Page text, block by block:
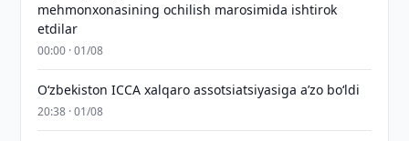
mehmonxonasining ochilish marosimida ishtirok
etdilar
00:00 · 01/08
O‘zbekiston ICCA xalqaro assotsiatsiyasiga aʼzo bo‘ldi
20:38 · 01/08